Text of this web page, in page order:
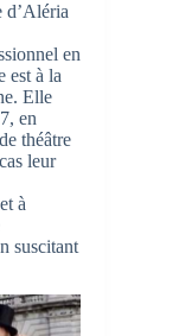
d’Aléria
en
est à la
Elle
en
théâtre
leur
à
suscitant